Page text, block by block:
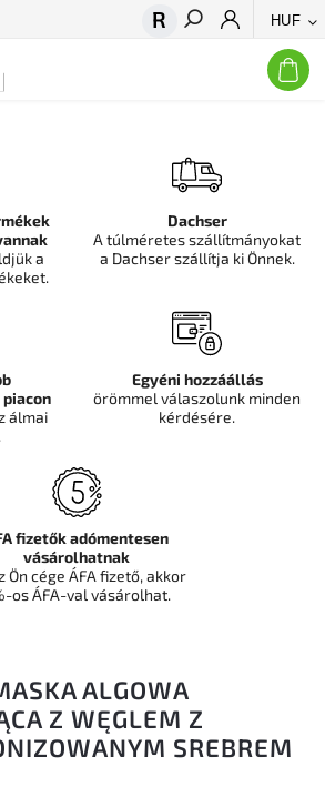
HUF
Keresés
ALGOWA
Z WĘGLEM Z
SREBREM
a
Dachser
A túlméretes szállítmányokat
a Dachser szállítja ki Önnek.
álmai
Egyéni hozzáállás
örömmel válaszolunk minden
kérdésére.
fizetők adómentesen
vásárolhatnak
Ön cége ÁFA fizető, akkor
os ÁFA-val vásárolhat.